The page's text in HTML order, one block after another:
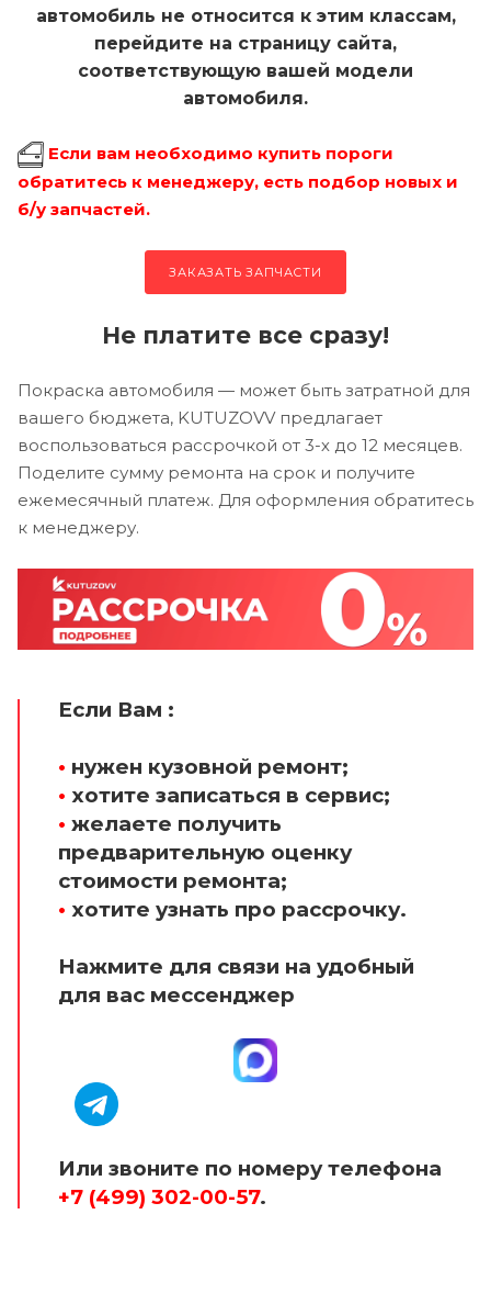
автомобиль не относится к этим классам,
перейдите на страницу сайта,
соответствующую вашей модели
автомобиля.
Если вам необходимо купить пороги
обратитесь к менеджеру, есть подбор новых и
б/у запчастей.
ЗАКАЗАТЬ ЗАПЧАСТИ
Не платите все сразу!
Покраска автомобиля — может быть затратной для
вашего бюджета, KUTUZOVV предлагает
воспользоваться рассрочкой от 3-х до 12 месяцев.
Поделите сумму ремонта на срок и получите
ежемесячный платеж. Для оформления обратитесь
к менеджеру.
Если Вам :
• нужен кузовной ремонт;
• хотите записаться в сервис;
• желаете получить
предварительную оценку
стоимости ремонта;
• хотите узнать про рассрочку.
Нажмите для связи на удобный
для вас мессенджер
Или звоните по номеру телефона
+7 (499) 302-00-57.